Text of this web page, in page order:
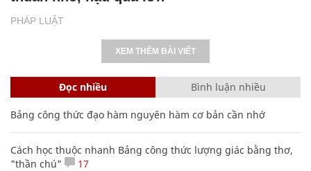
PHÁP LUẬT
XEM THÊM BÀI VIẾT
Đọc nhiều Bình luận nhiều
Bảng công thức đạo hàm nguyên hàm cơ bản cần nhớ
Cách học thuộc nhanh Bảng công thức lượng giác bằng thơ,
"thần chú"
17